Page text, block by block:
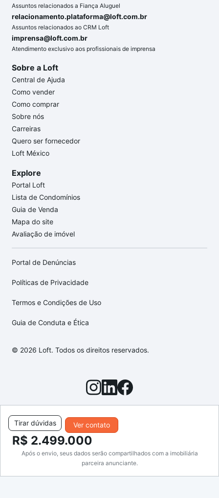
Ver contato
Tirar dúvidas
R$ 2.499.000
Após o envio, seus dados serão compartilhados com a imobiliária
parceira anunciante.
Assuntos relacionados a Fiança Aluguel
relacionamento.plataforma@loft.com.br
Assuntos relacionados ao CRM Loft
imprensa@loft.com.br
Atendimento exclusivo aos profissionais de imprensa
Sobre a Loft
Central de Ajuda
Como vender
Como comprar
Sobre nós
Carreiras
Quero ser fornecedor
Loft México
Explore
Portal Loft
Lista de Condomínios
Guia de Venda
Mapa do site
Avaliação de imóvel
Portal de Denúncias
Políticas de Privacidade
Termos e Condições de Uso
Guia de Conduta e Ética
© 2026 Loft. Todos os direitos reservados.